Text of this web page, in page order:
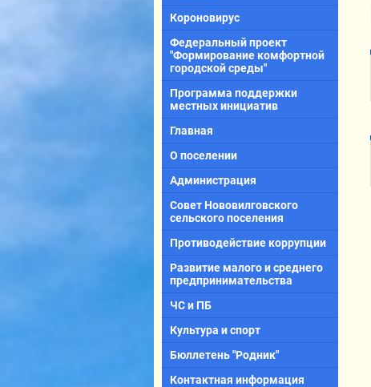
Короновирус
Федеральный проект
"Формирование комфортной
городской среды"
Программа поддержки
местных инициатив
Главная
О поселении
Администрация
Совет Нововилговского
сельского поселения
Противодействие коррупции
Развитие малого и среднего
предпринимательства
ЧС и ПБ
Культура и спорт
Бюллетень "Родник"
Контактная информация